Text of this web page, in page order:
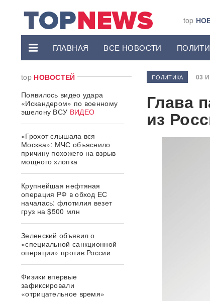
top
ГЛАВНАЯ ВСЕ НОВОСТИ
top НОВОСТЕЙ
Появилось видео удара
«Искандером» по военному
эшелону ВСУ ВИДЕО
«Грохот слышала вся
Москва»: МЧС объяснило
причину похожего на взрыв
мощного хлопка
Крупнейшая нефтяная
операция РФ в обход ЕС
началась: флотилия везет
груз на $500 млн
Зеленский объявил о
«специальной санкционной
операции» против России
Физики впервые
зафиксировали
«отрицательное время»
ПОЛИТИКА 03
Глава
из